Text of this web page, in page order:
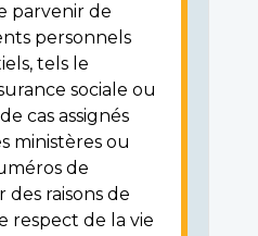
parvenir de
personnels
tels le
sociale ou
cas assignés
ministères ou
de
des raisons de
respect de la vie